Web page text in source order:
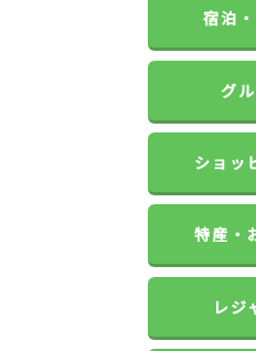
宿泊
グ
ショッ
特産・
レジ